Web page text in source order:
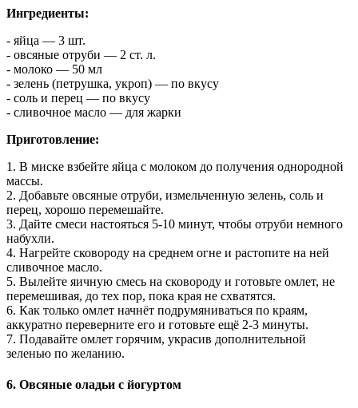
Ингредиенты:
- яйца — 3 шт.
- овсяные отруби — 2 ст. л.
- молоко — 50 мл
- зелень (петрушка, укроп) — по вкусу
- соль и перец — по вкусу
- сливочное масло — для жарки
Приготовление:
1. В миске взбейте яйца с молоком до получения однородной
массы.
2. Добавьте овсяные отруби, измельченную зелень, соль и
перец, хорошо перемешайте.
3. Дайте смеси настояться 5-10 минут, чтобы отруби немного
набухли.
4. Нагрейте сковороду на среднем огне и растопите на ней
сливочное масло.
5. Вылейте яичную смесь на сковороду и готовьте омлет, не
перемешивая, до тех пор, пока края не схватятся.
6. Как только омлет начнёт подрумяниваться по краям,
аккуратно переверните его и готовьте ещё 2-3 минуты.
7. Подавайте омлет горячим, украсив дополнительной
зеленью по желанию.
6. Овсяные оладьи с йогуртом